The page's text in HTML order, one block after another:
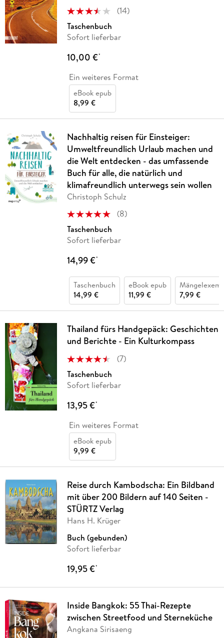
(14)
Taschenbuch
Sofort lieferbar
10,00 €*
Ein weiteres Format
eBook epub
8,99 €
Nachhaltig reisen für Einsteiger:
Umweltfreundlich Urlaub machen und
die Welt entdecken - das umfassende
Buch für alle, die natürlich und
klimafreundlich unterwegs sein wollen
Christoph Schulz
(8)
Taschenbuch
Sofort lieferbar
14,99 €*
Taschenbuch
14,99 €
eBook epub
11,99 €
7,99 €
Thailand fürs Handgepäck: Geschichten
und Berichte - Ein Kulturkompass
(7)
Taschenbuch
Sofort lieferbar
13,95 €*
Ein weiteres Format
eBook epub
9,99 €
Reise durch Kambodscha: Ein Bildband
mit über 200 Bildern auf 140 Seiten -
STÜRTZ Verlag
Hans H. Krüger
Buch (gebunden)
Sofort lieferbar
19,95 €*
Inside Bangkok: 55 Thai-Rezepte
zwischen Streetfood und Sterneküche
Angkana Sirisaeng